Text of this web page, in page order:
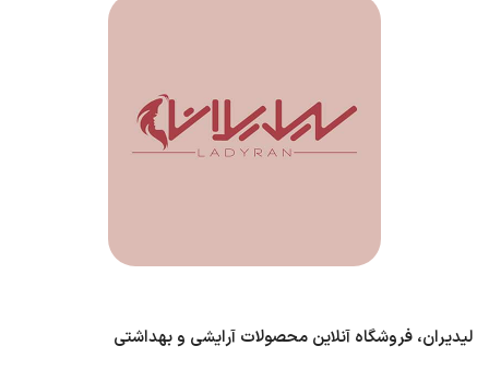
لیدیران، فروشگاه آنلاین محصولات آرایشی و بهداشتی